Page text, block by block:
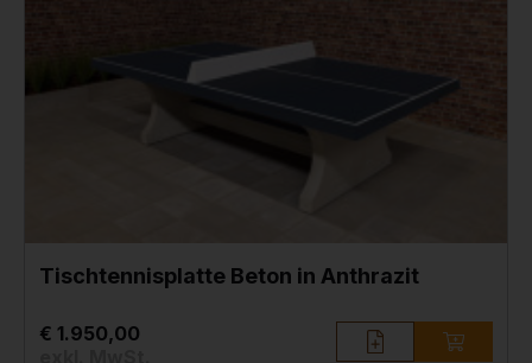
Tischtennisplatte Beton in Anthrazit
€ 1.950,00